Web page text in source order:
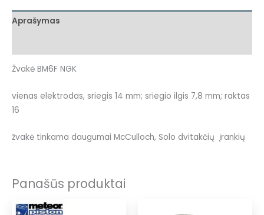
Aprašymas
Žvakė BM6F NGK
vienas elektrodas, sriegis 14 mm; sriegio ilgis 7,8 mm; raktas
16
žvakė tinkama daugumai McCulloch, Solo dvitakčių įrankių
Panašūs produktai